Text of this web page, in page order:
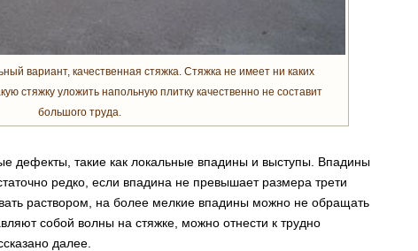
вариант, качественная стяжка. Стяжка не имеет ни каких
стяжку уложить напольную плитку качественно не составит
большого труда.
дефекты, такие как локальные впадины и выступы. Впадины
редко, если впадина не превышает размера трети
раствором, на более мелкие впадины можно не обращать
собой волны на стяжке, можно отнести к трудно
далее.